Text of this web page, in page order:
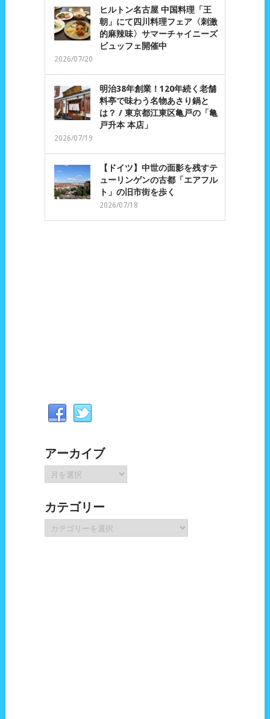
ヒルトン名古屋 中国料理「王
朝」にて四川料理フェア〈刺激
的麻辣味〉サマーチャイニーズ
ビュッフェ開催中
2026/07/20
明治38年創業！120年続く老舗
料亭で味わう名物あさり鍋と
は？ / 東京都江東区亀戸の「亀
戸升本 本店」
2026/07/19
【ドイツ】中世の面影を残すテ
ューリンゲンの古都「エアフル
ト」の旧市街を歩く
2026/07/18
アーカイブ
ー
イ
ブ
カテゴリー
テ